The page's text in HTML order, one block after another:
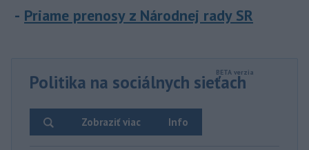
Priame prenosy z Národnej rady SR
Politika na sociálnych sieťach
Info
Zobraziť viac